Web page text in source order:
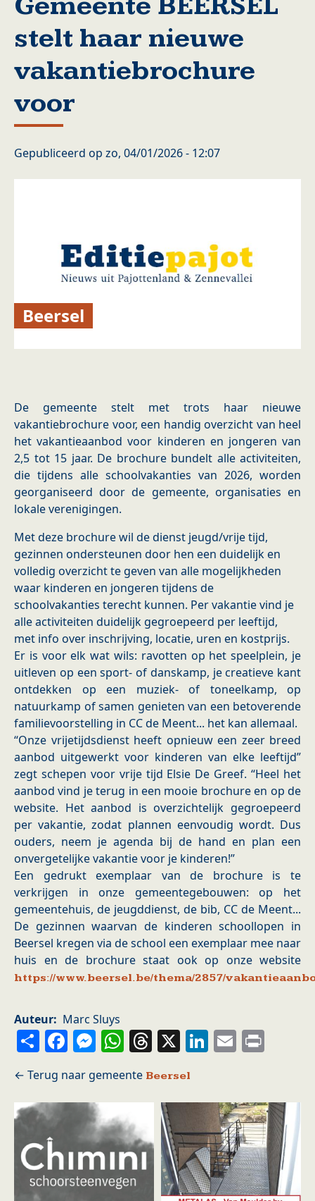
stelt haar nieuwe
vakantiebrochure
voor
Gepubliceerd op zo, 04/01/2026 - 12:07
Beersel
De gemeente stelt met trots haar nieuwe
vakantiebrochure voor, een handig overzicht van heel
het vakantieaanbod voor kinderen en jongeren van
2,5 tot 15 jaar. De brochure bundelt alle activiteiten,
die tijdens alle schoolvakanties van 2026, worden
georganiseerd door de gemeente, organisaties en
lokale verenigingen.
Met deze brochure wil de dienst jeugd/vrije tijd,
gezinnen ondersteunen door hen een duidelijk en
volledig overzicht te geven van alle mogelijkheden
waar kinderen en jongeren tijdens de
schoolvakanties terecht kunnen. Per vakantie vind je
alle activiteiten duidelijk gegroepeerd per leeftijd,
met info over inschrijving, locatie, uren en kostprijs.
Er is voor elk wat wils: ravotten op het speelplein, je
uitleven op een sport- of danskamp, je creatieve kant
ontdekken op een muziek- of toneelkamp, op
natuurkamp of samen genieten van een betoverende
familievoorstelling in CC de Meent... het kan allemaal.
“Onze vrijetijdsdienst heeft opnieuw een zeer breed
aanbod uitgewerkt voor kinderen van elke leeftijd”
zegt schepen voor vrije tijd Elsie De Greef. “Heel het
aanbod vind je terug in een mooie brochure en op de
website. Het aanbod is overzichtelijk gegroepeerd
per vakantie, zodat plannen eenvoudig wordt. Dus
ouders, neem je agenda bij de hand en plan een
onvergetelijke vakantie voor je kinderen!”
Een gedrukt exemplaar van de brochure is te
verkrijgen in onze gemeentegebouwen: op het
gemeentehuis, de jeugddienst, de bib, CC de Meent...
De gezinnen waarvan de kinderen schoollopen in
Beersel kregen via de school een exemplaar mee naar
huis en de brochure staat ook op onze website
https://www.beersel.be/thema/2857/
Auteur Marc Sluys
ShareFacebook
Messenger
WhatsApp
Threads
X LinkedIn
Email
Beersel